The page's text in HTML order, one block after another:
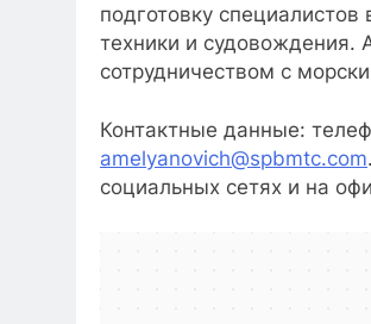
подготовку
техники и судовождения.
сотрудничеством с
Контактные данные:
amelyanovich@spbmtc.com
социальных сетях и на